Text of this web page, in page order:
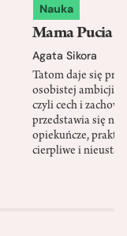
Nauka
Mama Pucia
Agata Sikora
Tatom daje się
osobistej ambicji,
czyli cech i
przedstawia się
opiekuńcze,
cierpliwe i